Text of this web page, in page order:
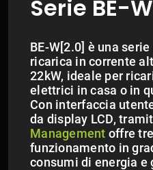
Serie BE-
BE-W[2.0] è una
ricarica in corrente
22kW, ideale per
elettrici in casa o in
Con interfaccia
da display LCD,
Management offre
funzionamento in
consumi di energia